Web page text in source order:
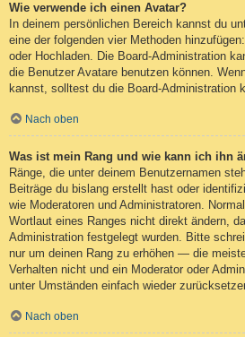
Wie verwende ich einen Avatar?
In deinem persönlichen Bereich kannst du
eine der folgenden vier Methoden
oder Hochladen. Die Board-Administration
die Benutzer Avatare benutzen können.
kannst, solltest du die Board-Administration
Nach oben
Was ist mein Rang und wie kann ich ihn
Ränge, die unter deinem Benutzernamen
Beiträge du bislang erstellt hast oder
wie Moderatoren und Administratoren.
Wortlaut eines Ranges nicht direkt ändern,
Administration festgelegt wurden. Bitte
nur um deinen Rang zu erhöhen — die
Verhalten nicht und ein Moderator oder
unter Umständen einfach wieder
Nach oben